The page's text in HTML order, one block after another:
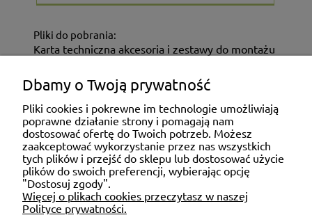
Pliki do pobrania:
Karta techniczna akcesoria i zestawy do montażu
ZAKUPY
MOJE KONTO
POMOC
Dbamy o Twoją prywatność
Pliki cookies i pokrewne im technologie umożliwiają
poprawne działanie strony i pomagają nam
dostosować ofertę do Twoich potrzeb. Możesz
zaakceptować wykorzystanie przez nas wszystkich
tych plików i przejść do sklepu lub dostosować użycie
plików do swoich preferencji, wybierając opcję
"Dostosuj zgody".
Więcej o plikach cookies przeczytasz w naszej
Polityce prywatności.